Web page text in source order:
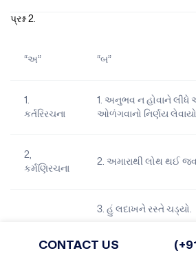
પ્રશ્ન 2.
“અ” “બ”
1.
કર્તરિરચના
1. અનુભવ ન હોવાને લીધે
ઓળંગવાનો નિર્ણય લેવાયો.
2,
કર્મણિરચના
2. અમારાથી લોથ થઈ
3. હું લદાખને રસ્તે ચડ્યો.
CONTACT US